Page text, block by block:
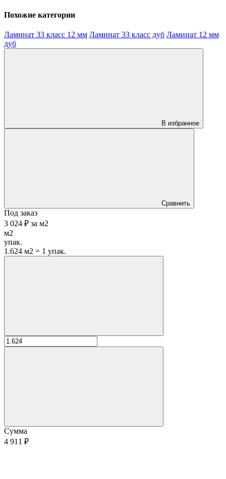
Похожие категории
Ламинат 33 класс 12 мм Ламинат 33 класс дуб Ламинат 12 мм
дуб
В избранное
Сравнить
Под заказ
3 024 ₽ за м2
м2
упак.
1.624 м2 = 1 упак.
Сумма
4 911 ₽